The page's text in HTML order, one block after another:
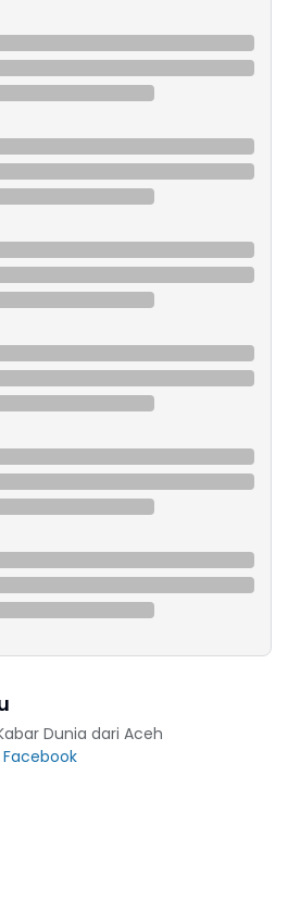
Dunia dari Aceh
Facebook